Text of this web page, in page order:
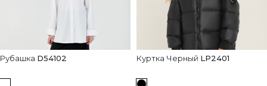
Рубашка D54102 Куртка Черный LP2401